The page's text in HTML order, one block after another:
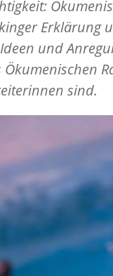
Erklärung
und
sind.